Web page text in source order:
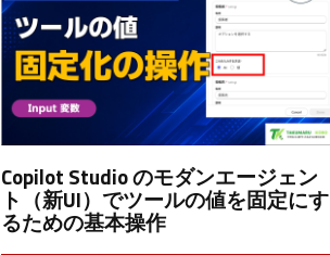
Copilot Studio のモダンエージェン
ト（新UI）でツールの値を固定にす
るための基本操作